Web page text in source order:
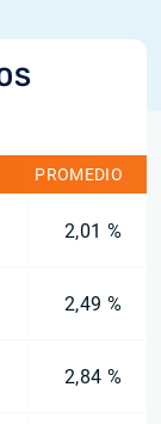
PROMEDIO
2,01 %
2,49 %
2,84 %